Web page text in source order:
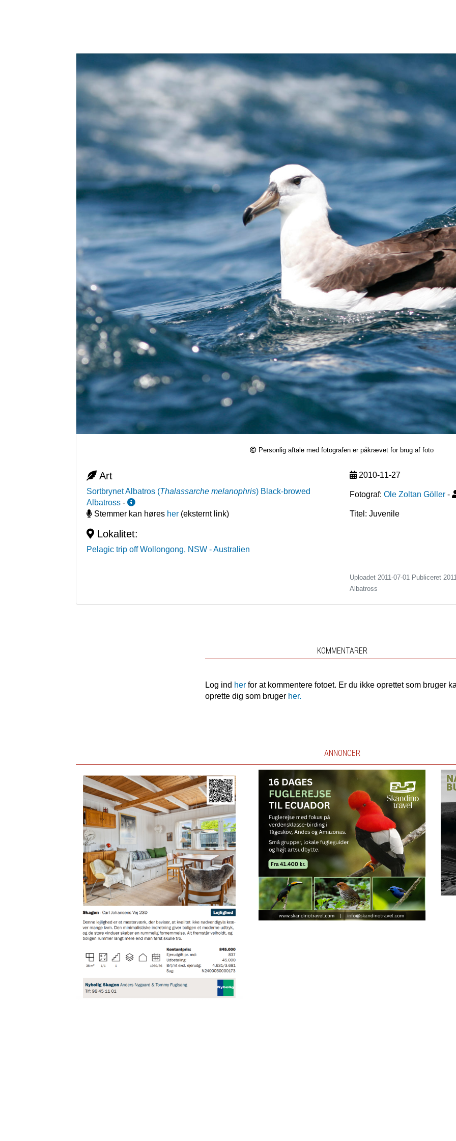
Personlig aftale med fotografen er påkrævet for brug af foto
Art
Sortbrynet Albatros (Thalassarche melanophris) Black-browed
Albatross -
Stemmer kan høres her (eksternt link)
Lokalitet:
Pelagic trip off Wollongong, NSW - Australien
2010-11-27
Fotograf: Ole Zoltan Göller -
Titel: Juvenile
Uploadet 2011-07-01 Publiceret
Albatross
KOMMENTARER
Log ind her for at kommentere fotoet. Er du ikke oprettet som bruger
oprette dig som bruger her.
ANNONCER